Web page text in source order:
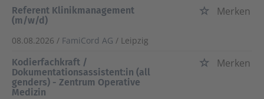
Referent Klinikmanagement
(m/w/d)
Merken
08.08.2026 / FamiCord AG / Leipzig
Kodierfachkraft /
Dokumentationsassistent:in (all
genders) - Zentrum Operative
Medizin
Merken